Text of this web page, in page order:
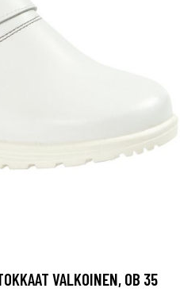
VALKOINEN, OB 35